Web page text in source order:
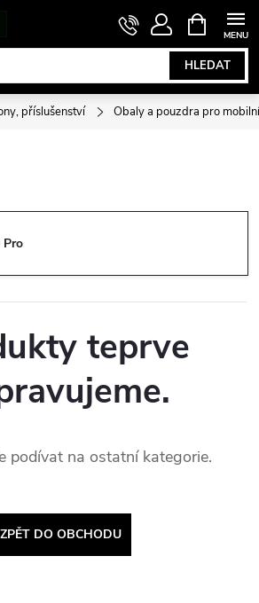
HLEDAT
NÁKUPNÍ
KOŠÍK
příslušenství Obaly a pouzdra pro
Pro
teprve
podívat na ostatní kategorie.
ZPĚT DO OBCHODU